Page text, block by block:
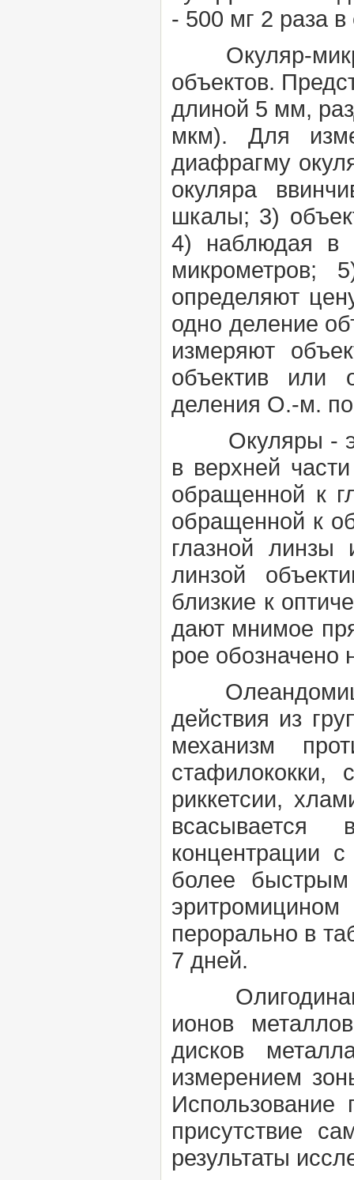
- 500 мг 2 раза в
Окуляр-
объектов.
длиной 5 мм,
мкм). Для
диафрагму
окуляра
шкалы; 3)
4) наблюдая в
микрометров;
определяют
одно деление
измеряют
объектив или
деления О.-м.
Окуляры -
в верхней
обращенной к
обращенной к
глазной линзы
линзой
близкие к
дают мнимое
рое обозначено
действия из
механизм
стафилококки,
риккетсии,
всасывается
концентрации
более
перорально в
7 дней.
ионов
дисков
измерением
присутствие
результаты